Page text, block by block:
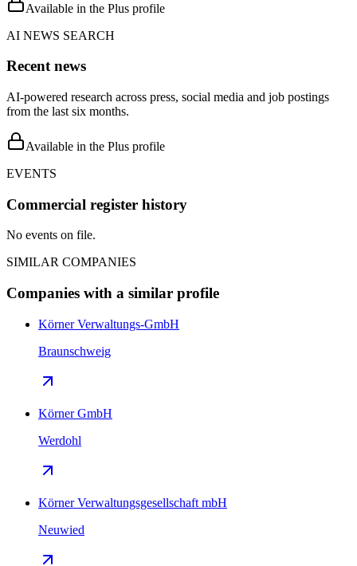
Available in the Plus profile
AI NEWS SEARCH
Recent news
AI-powered research across press, social media and job postings
from the last six months.
Available in the Plus profile
EVENTS
Commercial register history
No events on file.
SIMILAR COMPANIES
Companies with a similar profile
Körner Verwaltungs-GmbH
Braunschweig
Körner GmbH
Werdohl
Körner Verwaltungsgesellschaft mbH
Neuwied